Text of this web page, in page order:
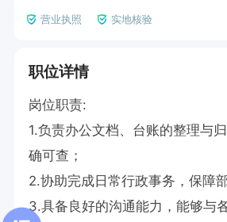
营业执照 实地核验
职位详情
岗位职责:
1.负责办公文档、台账的整理与
确可查；
2.协助完成日常行政事务，保障
3.具备良好的沟通能力，能够与